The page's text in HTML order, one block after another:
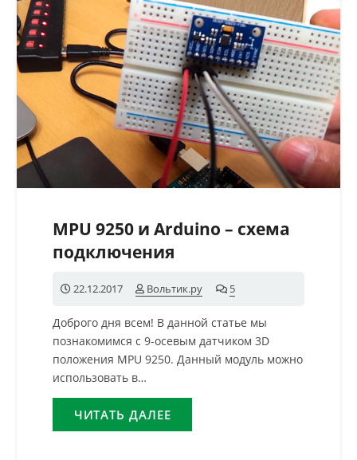
MPU 9250 и Arduino – схема
подключения
22.12.2017 Вольтик.ру 5
Доброго дня всем! В данной статье мы
познакомимся с 9-осевым датчиком 3D
положения MPU 9250. Данный модуль можно
использовать в…
ЧИТАТЬ ДАЛЕЕ